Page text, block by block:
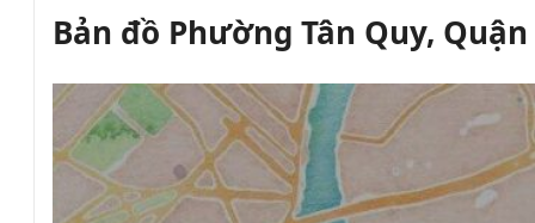
Bản đồ Phường Tân Quy,